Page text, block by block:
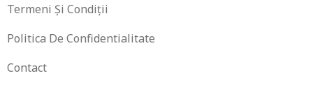
Termeni Și Condiții
Politica De Confidentialitate
Contact